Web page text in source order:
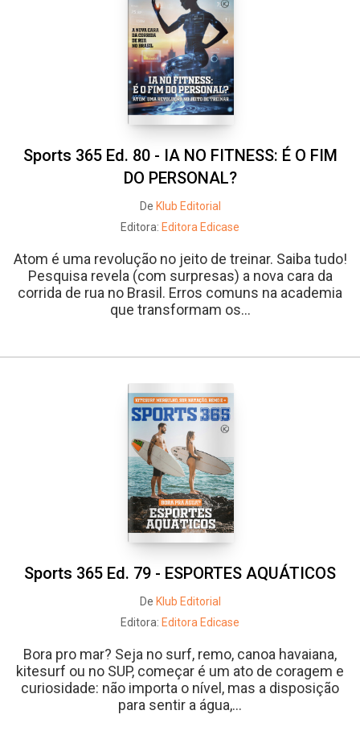
Sports 365 Ed. 80 - IA NO FITNESS: É O FIM
DO PERSONAL?
De Klub Editorial
Editora: Editora Edicase
Atom é uma revolução no jeito de treinar. Saiba tudo!
Pesquisa revela (com surpresas) a nova cara da
corrida de rua no Brasil. Erros comuns na academia
que transformam os...
Sports 365 Ed. 79 - ESPORTES AQUÁTICOS
De Klub Editorial
Editora: Editora Edicase
Bora pro mar? Seja no surf, remo, canoa havaiana,
kitesurf ou no SUP, começar é um ato de coragem e
curiosidade: não importa o nível, mas a disposição
para sentir a água,...